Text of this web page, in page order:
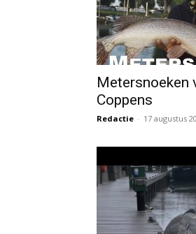
Metersnoeken
Coppens
Redactie - 17 augustus